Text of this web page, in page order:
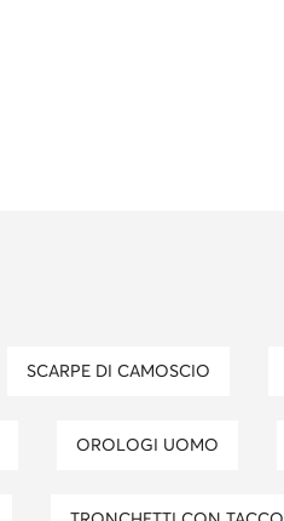
SCARPE DI CAMOSCIO
OROLOGI UOMO